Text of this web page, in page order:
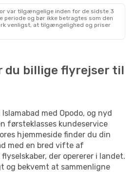
var tilgængelige inden for de sidste 3
periode og bør ikke betragtes som den
venligst, at tilgængelighed og priser
du billige flyrejser til
med Opodo, og nyd
førsteklasses kundeservice
hjemmeside finder du din
med en bred vifte af
der opererer i landet.
og bekvemt at sammenligne